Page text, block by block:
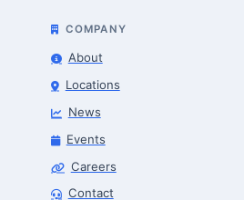
COMPANY
About
Locations
News
Events
Careers
Contact